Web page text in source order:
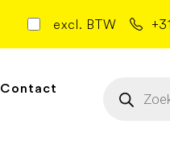
excl. BTW
Contact
zoeken